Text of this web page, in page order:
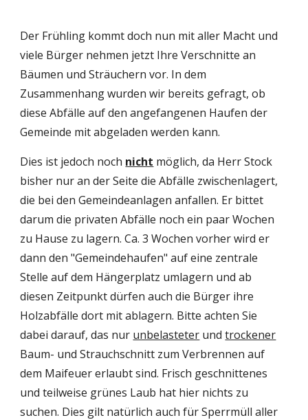
Der Frühling kommt doch nun mit aller Macht und
viele Bürger nehmen jetzt Ihre Verschnitte an
Bäumen und Sträuchern vor. In dem
Zusammenhang wurden wir bereits gefragt, ob
diese Abfälle auf den angefangenen Haufen der
Gemeinde mit abgeladen werden kann.
Dies ist jedoch noch nicht möglich, da Herr Stock
bisher nur an der Seite die Abfälle zwischenlagert,
die bei den Gemeindeanlagen anfallen. Er bittet
darum die privaten Abfälle noch ein paar Wochen
zu Hause zu lagern. Ca. 3 Wochen vorher wird er
dann den "Gemeindehaufen" auf eine zentrale
Stelle auf dem Hängerplatz umlagern und ab
diesen Zeitpunkt dürfen auch die Bürger ihre
Holzabfälle dort mit ablagern. Bitte achten Sie
dabei darauf, das nur unbelasteter und trockener
Baum- und Strauchschnitt zum Verbrennen auf
dem Maifeuer erlaubt sind. Frisch geschnittenes
und teilweise grünes Laub hat hier nichts zu
suchen. Dies gilt natürlich auch für Sperrmüll aller